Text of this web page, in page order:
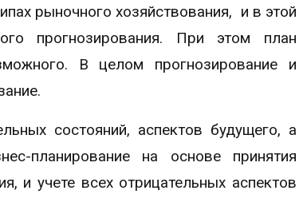
рыночного хозяйствования, и в этой
прогнозирования. При этом план
В целом прогнозирование и
состояний, аспектов будущего, а
планирование на основе принятия
и учете всех отрицательных аспектов